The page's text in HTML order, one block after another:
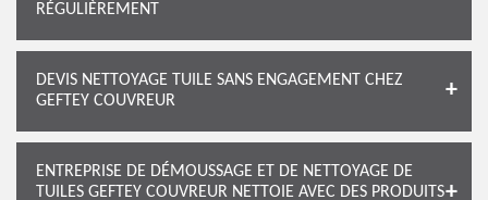
RÉGULIÈREMENT
DEVIS NETTOYAGE TUILE SANS ENGAGEMENT CHEZ
GEFTEY COUVREUR
ENTREPRISE DE DÉMOUSSAGE ET DE NETTOYAGE DE
TUILES GEFTEY COUVREUR NETTOIE AVEC DES PRODUITS